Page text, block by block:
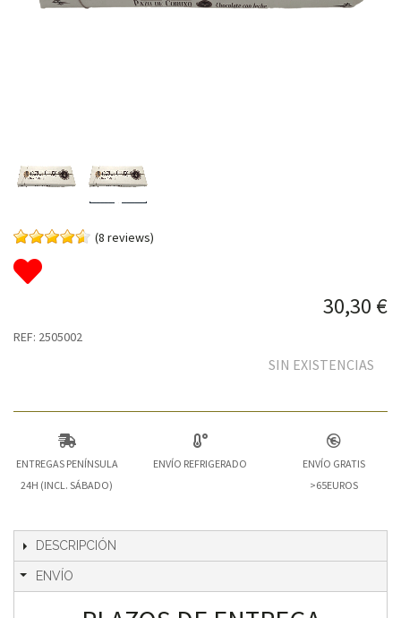
(8 reviews)
30,30 €
REF: 2505002
SIN EXISTENCIAS
ENTREGAS PENÍNSULA
24H (INCL. SÁBADO)
ENVÍO REFRIGERADO
ENVÍO GRATIS
>65EUROS
DESCRIPCIÓN
ENVÍO